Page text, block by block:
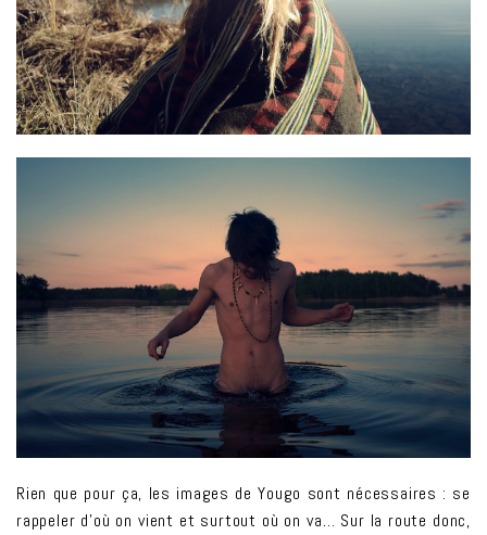
Rien que pour ça, les images de Yougo sont nécessaires : se
rappeler d’où on vient et surtout où on va… Sur la route donc,